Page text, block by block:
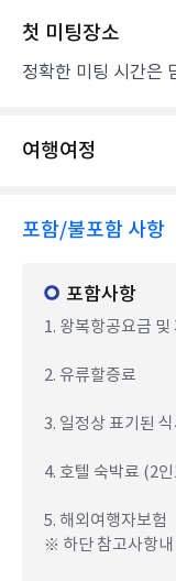
첫 미팅장소
정확한 미팅 시간은
여행여정
포함/불포함 사항
포함사항
1. 왕복항공요금 및
2. 유류할증료
3. 일정상 표기된
4. 호텔 숙박료 (2
5. 해외여행자보험
※ 하단 참고사항